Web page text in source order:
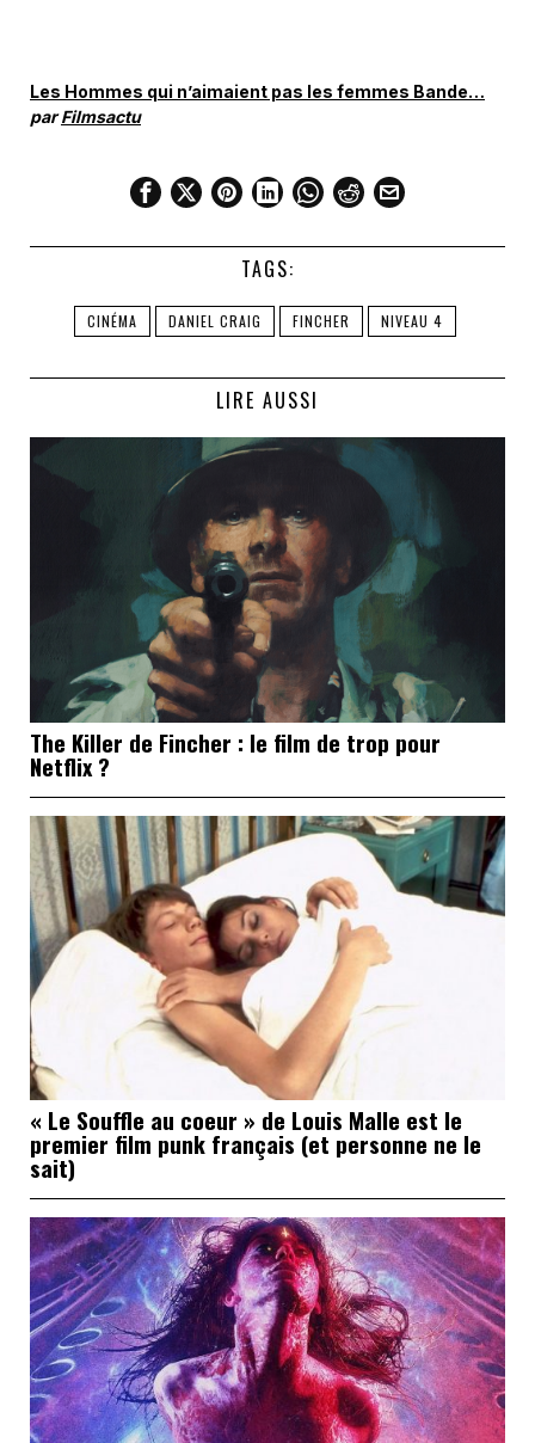
Les Hommes qui n’aimaient pas les femmes Bande…
parFilmsactu
TAGS:
CINÉMA DANIEL CRAIG FINCHER NIVEAU 4
LIRE AUSSI
The Killer de Fincher : le film de trop pour
Netflix ?
« Le Souffle au coeur » de Louis Malle est le
premier film punk français (et personne ne le
sait)